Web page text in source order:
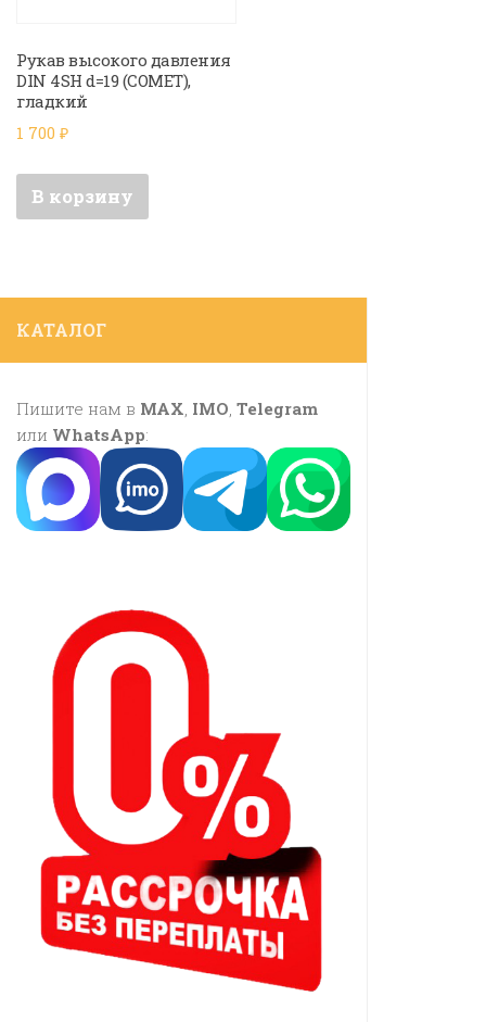
Рукав высокого давления
DIN 4SH d=19 (COMET),
гладкий
1 700 ₽
В корзину
КАТАЛОГ
Пишите нам в MAX, IMO, Telegram
или WhatsApp: